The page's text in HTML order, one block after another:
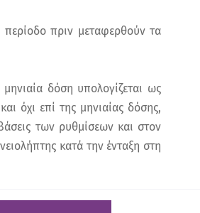
πριν μεταφερθούν τα
δόση υπολογίζεται ως
όχι επί της μηνιαίας δόσης,
των ρυθμίσεων και στον
κατά την ένταξη στη